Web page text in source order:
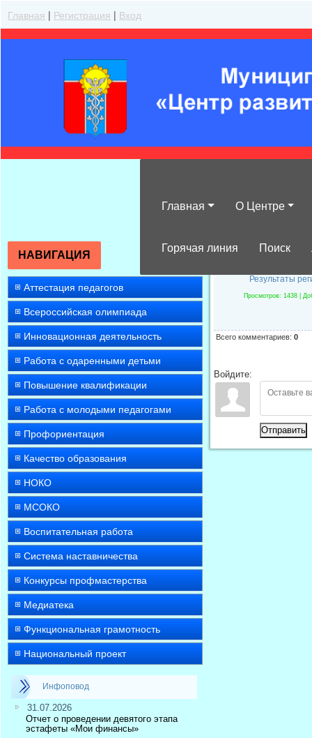
Главная | Регистрация | Вход
Главная О Центре
Горячая линия Поиск
НАВИГАЦИЯ
Аттестация педагогов
Всероссийская олимпиада
Инновационная деятельность
Работа с одаренными детьми
Повышение квалификации
Работа с молодыми педагогами
Профориентация
Качество образования
НОКО
МСОКО
Воспитательная работа
Система наставничества
Конкурсы профмастерства
Медиатека
Функциональная грамотность
Национальный проект
Инфоповод
31.07.2026
Отчет о проведении девятого этапа
эстафеты «Мои финансы»
Результаты
Просмотров: 1438 |
Всего комментариев: 0
Войдите:
Отправить